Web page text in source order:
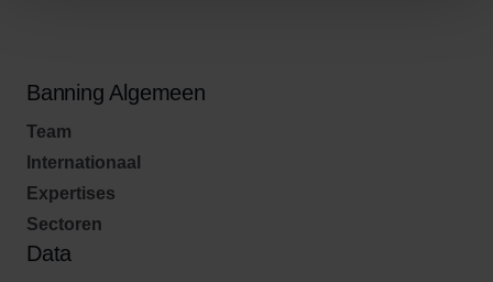
Banning Algemeen
Team
Internationaal
Expertises
Sectoren
Data